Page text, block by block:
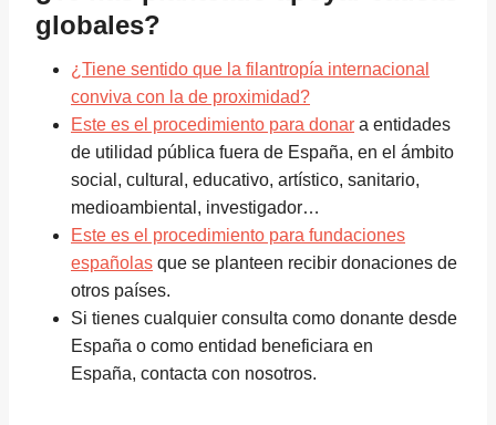
globales?
¿Tiene sentido que la filantropía internacional
conviva con la de proximidad?
Este es el procedimiento para donar a entidades
de utilidad pública fuera de España, en el ámbito
social, cultural, educativo, artístico, sanitario,
medioambiental, investigador…
Este es el procedimiento para fundaciones
españolas que se planteen recibir donaciones de
otros países.
Si tienes cualquier consulta como donante desde
España o como entidad beneficiara en
España, contacta con nosotros.